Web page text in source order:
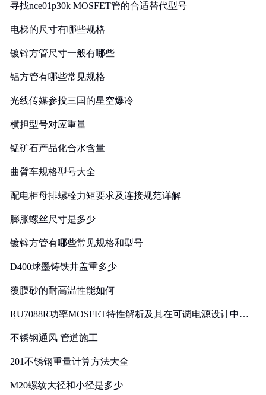
寻找nce01p30k MOSFET管的合适替代型号
电梯的尺寸有哪些规格
镀锌方管尺寸一般有哪些
铝方管有哪些常见规格
光线传媒参投三国的星空爆冷
横担型号对应重量
锰矿石产品化合水含量
曲臂车规格型号大全
配电柜母排螺栓力矩要求及连接规范详解
膨胀螺丝尺寸是多少
镀锌方管有哪些常见规格和型号
D400球墨铸铁井盖重多少
覆膜砂的耐高温性能如何
RU7088R功率MOSFET特性解析及其在可调电源设计中的
不锈钢通风 管道施工
201不锈钢重量计算方法大全
M20螺纹大径和小径是多少